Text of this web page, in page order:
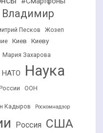
Владимир
Песков
Жозеп
Киев Киеву
Мария Захарова
НАТО Наука
ООН
Кадыров Роскомнадзор
Россия США